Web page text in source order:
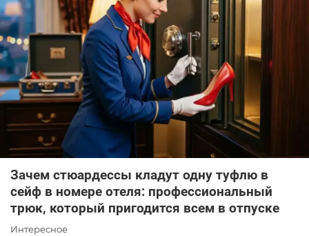
Зачем стюардессы кладут одну туфлю в
сейф в номере отеля: профессиональный
трюк, который пригодится всем в отпуске
Интересное